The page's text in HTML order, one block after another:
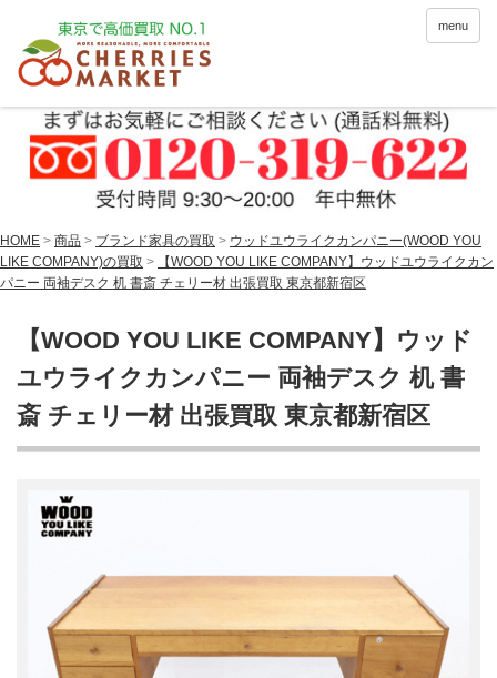
menu
HOME > 商品 > ブランド家具の買取 > ウッドユウライクカンパニー(WOOD YOU
LIKE COMPANY)の買取 >
【WOOD YOU LIKE COMPANY】ウッドユウライクカン
パニー 両袖デスク 机 書斎 チェリー材 出張買取 東京都新宿区
【WOOD YOU LIKE COMPANY】ウッド
ユウライクカンパニー 両袖デスク 机 書
斎 チェリー材 出張買取 東京都新宿区